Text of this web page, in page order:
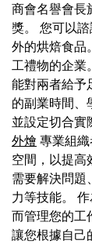
商會名譽會長
獎。 您可以
外的烘焙食品
工禮物的企業
能對兩者給予
的副業時間、
並設定切合實
外燴 專業組
空間，以提高
需要解決問題
力等技能。
而管理您的工
讓您根據自己